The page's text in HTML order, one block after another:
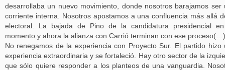
desarrollaba un nuevo movimiento, donde nosotros barajamos ser
corriente interna. Nosotros apostamos a una confluencia más allá
electoral. La bajada de Pino de la candidatura presidencial
momento y ahora la alianza con Carrió terminan con ese proceso(…)
No renegamos de la experiencia con Proyecto Sur. El partido hizo
experiencia extraordinaria y se fortaleció. Hay otro sector de la
que sólo quiere responder a los planteos de una vanguardia.